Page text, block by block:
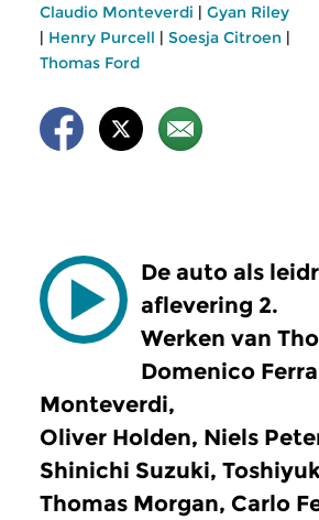
Claudio Monteverdi | Gyan Riley
| Henry Purcell | Soesja Citroen |
Thomas Ford
De auto als
aflevering 2.
Werken van
Domenico
Monteverdi,
Oliver Holden, Niels
Shinichi Suzuki,
Thomas Morgan, Carlo